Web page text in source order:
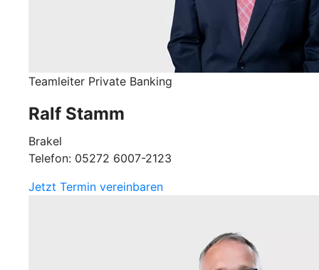
Teamleiter Private Banking
Ralf Stamm
Brakel
Telefon: 05272 6007-2123
Jetzt Termin vereinbaren